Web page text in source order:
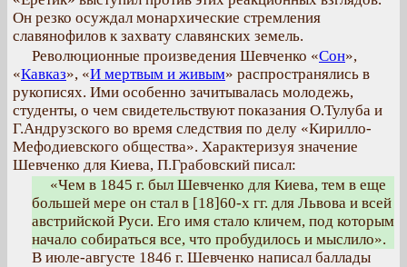
Он резко осуждал монархические стремления
славянофилов к захвату славянских земель.
Революционные произведения Шевченко «Сон»,
«Кавказ», «И мертвым и живым» распространялись в
рукописях. Ими особенно зачитывалась молодежь,
студенты, о чем свидетельствуют показания О.Тулуба и
Г.Андрузского во время следствия по делу «Кирилло-
Мефодиевского общества». Характеризуя значение
Шевченко для Киева, П.Грабовский писал:
«Чем в 1845 г. был Шевченко для Киева, тем в еще
большей мере он стал в [18]60-х гг. для Львова и всей
австрийской Руси. Его имя стало кличем, под которым
начало собираться все, что пробудилось и мыслило».
В июле-августе 1846 г. Шевченко написал баллады